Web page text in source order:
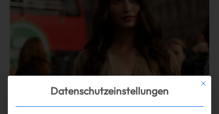
Mit
Datenschutzeinstellungen